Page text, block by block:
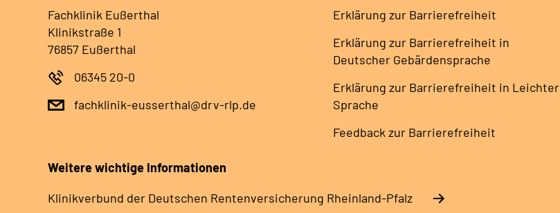
Fachklinik Eußerthal
Klinikstraße 1
76857 Eußerthal
06345 20-0
fachklinik-eusserthal@drv-rlp.de
Erklärung zur Barrierefreiheit
Erklärung zur Barrierefreiheit in
Deutscher Gebärdensprache
Erklärung zur Barrierefreiheit in Leichter
Sprache
Feedback zur Barrierefreiheit
Weitere wichtige Informationen
Klinikverbund der Deutschen Rentenversicherung Rheinland-Pfalz